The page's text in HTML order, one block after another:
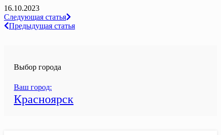
16.10.2023
Навигация
по
Следующая статья
Предыдущая статья
Выбор города
Ваш город:
Красноярск